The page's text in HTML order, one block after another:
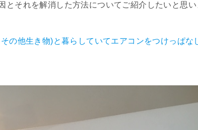
とそれを解消した方法についてご紹介したいと思い
その他生き物)と暮らしていてエアコンをつけっぱ